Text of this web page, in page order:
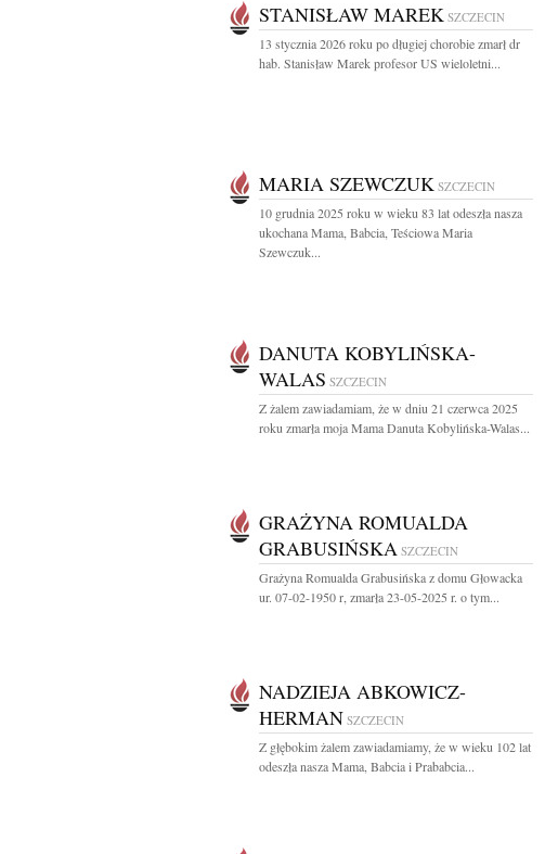
STANISŁAW MAREK SZCZECIN
13 stycznia 2026 roku po długiej chorobie zmarł dr
hab. Stanisław Marek profesor US wieloletni...
MARIA SZEWCZUK SZCZECIN
10 grudnia 2025 roku w wieku 83 lat odeszła nasza
ukochana Mama, Babcia, Teściowa Maria
Szewczuk...
DANUTA KOBYLIŃSKA-
WALAS SZCZECIN
Z żalem zawiadamiam, że w dniu 21 czerwca 2025
roku zmarła moja Mama Danuta Kobylińska-Walas...
GRAŻYNA ROMUALDA
GRABUSIŃSKA SZCZECIN
Grażyna Romualda Grabusińska z domu Głowacka
ur. 07-02-1950 r, zmarła 23-05-2025 r. o tym...
NADZIEJA ABKOWICZ-
HERMAN SZCZECIN
Z głębokim żalem zawiadamiamy, że w wieku 102 lat
odeszła nasza Mama, Babcia i Prababcia...